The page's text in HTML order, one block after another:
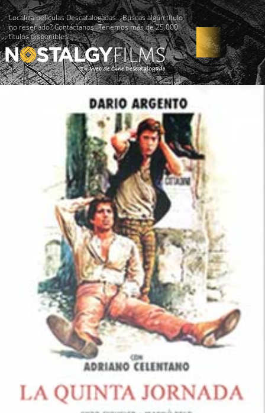
Localiza películas Descatalogadas. ¿Buscas algún título
no reseñado? Contáctanos -Tenemos más de 25.000
títulos disponibles!